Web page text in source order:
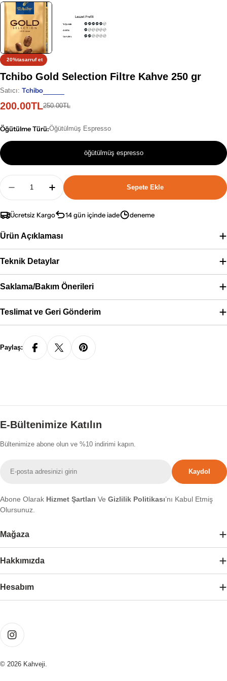
20%tasarruf et
Tchibo Gold Selection Filtre Kahve 250 gr
Satıcı: Tchibo
İndirimli
200.00TL
Normal
250.00TL
Öğütülme Türü:Öğütülmüş Espresso
öğütülmüş espresso
Adet
Tchibo Gold Selection Filtre Kahve 250 Gr Için
Tchibo Gold Selection Filtre Kahve 250
Sepete Ekle
Ücretsiz Kargo 14 gün içinde iade deneme
Ürün Açıklaması
Teknik Detaylar
Saklama/Bakım Önerileri
Teslimat ve Geri Gönderim
Paylaş:
E-Bültenimize Katılın
Bültenimize abone olun ve %10 indirimi kapın.
posta
Kaydol
Abone Olarak Hizmet Şartları Ve Gizlilik Politikası’nı Kabul Etmiş
Olursunuz.
Mağaza
Hakkımızda
Hesabım
Ödeme
yöntemleri
Instagram
© 2026 Kahveji.